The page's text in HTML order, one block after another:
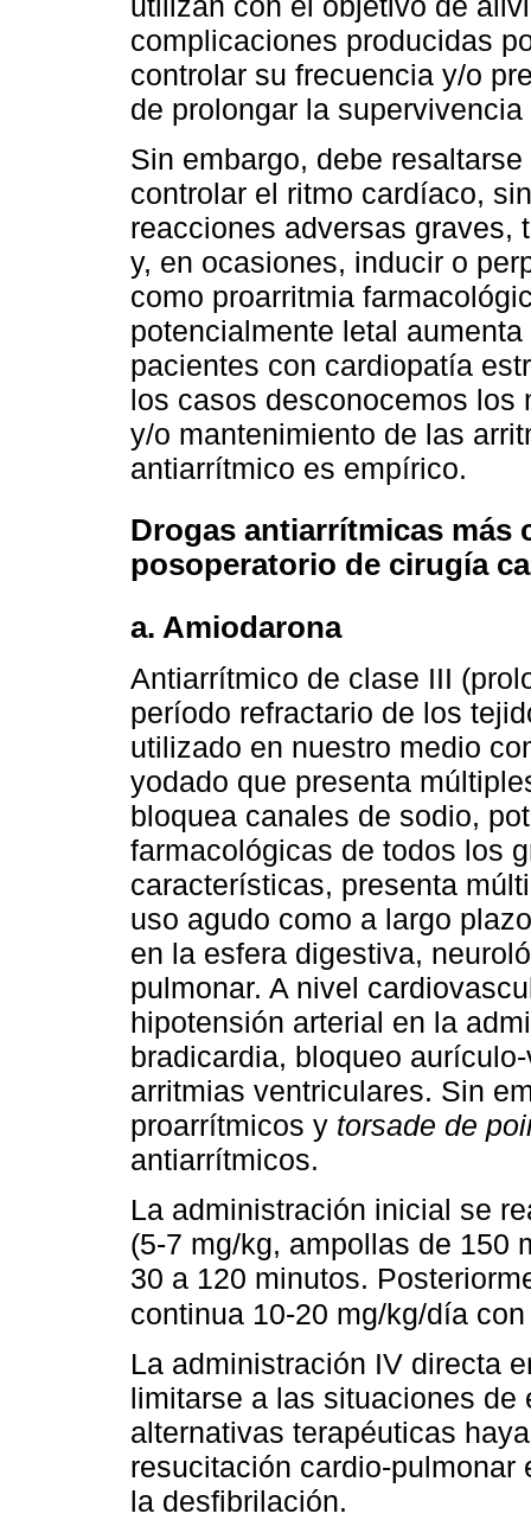
complicaciones producidas
controlar su frecuencia y/o
de prolongar la
Sin embargo, debe
controlar el ritmo cardíaco,
reacciones adversas graves,
y, en ocasiones, inducir o
como proarritmia
potencialmente letal
pacientes con cardiopatía
los casos desconocemos los
y/o mantenimiento de las
antiarrítmico es empírico.
Drogas antiarrítmicas más
posoperatorio de cirugía
a. Amiodarona
Antiarrítmico de clase III
período refractario de los
utilizado en nuestro medio
yodado que presenta
bloquea canales de sodio,
farmacológicas de todos los
características, presenta
uso agudo como a largo
en la esfera digestiva,
pulmonar. A nivel
hipotensión arterial en la
bradicardia, bloqueo
arritmias ventriculares. Sin
proarrítmicos y torsade de
antiarrítmicos.
La administración inicial se
(5-7 mg/kg, ampollas de 150
30 a 120 minutos.
continua 10-20 mg/kg/día
La administración IV directa
limitarse a las situaciones
alternativas terapéuticas
resucitación cardio-pulmonar
la desfibrilación.